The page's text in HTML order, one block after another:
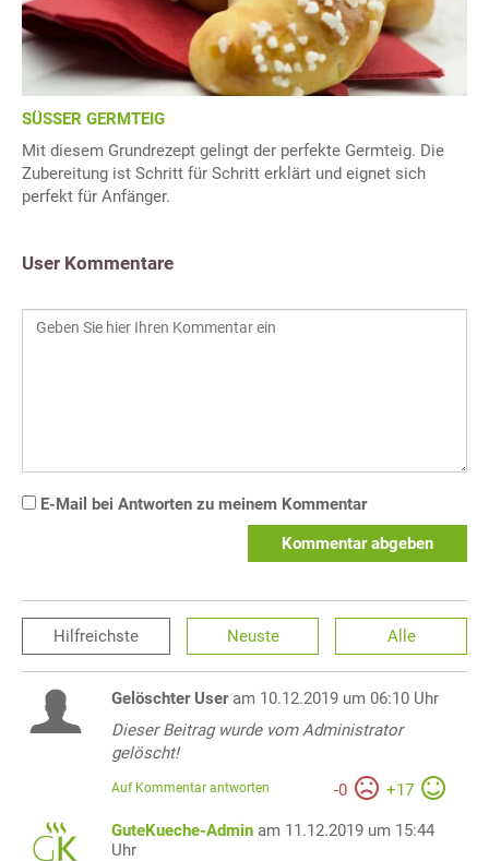
SÜSSER GERMTEIG
Mit diesem Grundrezept gelingt der perfekte Germteig. Die
Zubereitung ist Schritt für Schritt erklärt und eignet sich
perfekt für Anfänger.
User Kommentare
E-Mail bei Antworten zu meinem Kommentar
Kommentar abgeben
Hilfreichste Neuste Alle
Gelöschter User am 10.12.2019 um 06:10 Uhr
Dieser Beitrag wurde vom Administrator
gelöscht!
-0 +17
Auf Kommentar antworten
GuteKueche-Admin am 11.12.2019 um 15:44
Uhr